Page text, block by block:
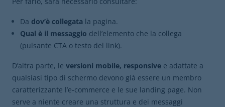
Da dov’è collegata la pagina.
Qual è il messaggio dell’elemento che la collega
(pulsante CTA o testo del link).
D’altra parte, le versioni mobile, responsive e adattate a
qualsiasi tipo di schermo devono già essere un membro
caratterizzante l’e-commerce e le sue landing page. Non
serve a niente creare una struttura e dei messaggi